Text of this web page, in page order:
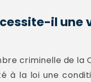
il une
criminelle de la
à la loi une